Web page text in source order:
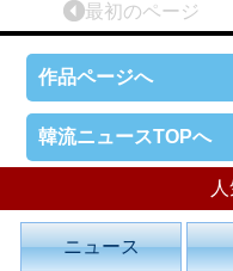
最初のページ
作品ページへ
韓流ニュースTOPへ
ニュース